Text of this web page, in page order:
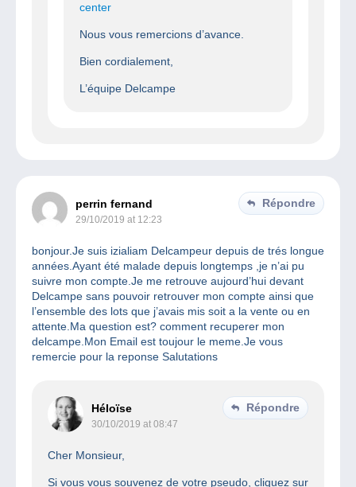
center
Nous vous remercions d’avance.
Bien cordialement,
L’équipe Delcampe
perrin fernand
29/10/2019 at 12:23
Répondre
bonjour.Je suis izialiam Delcampeur depuis de trés longue
années.Ayant été malade depuis longtemps ,je n’ai pu
suivre mon compte.Je me retrouve aujourd’hui devant
Delcampe sans pouvoir retrouver mon compte ainsi que
l’ensemble des lots que j’avais mis soit a la vente ou en
attente.Ma question est? comment recuperer mon
delcampe.Mon Email est toujour le meme.Je vous
remercie pour la reponse Salutations
Héloïse
30/10/2019 at 08:47
Répondre
Cher Monsieur,
Si vous vous souvenez de votre pseudo, cliquez sur